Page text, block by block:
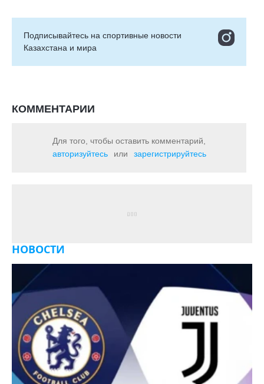
Подписывайтесь на cпортивные новости
Казахстана и мира
КОММЕНТАРИИ
Для того, чтобы оставить комментарий,
авторизуйтесь
или зарегистрируйтесь
НОВОСТИ